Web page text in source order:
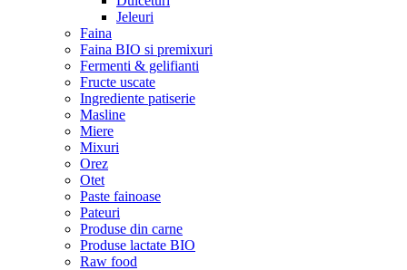
Jeleuri
Faina
Faina BIO si premixuri
Fermenti & gelifianti
Fructe uscate
Ingrediente patiserie
Masline
Miere
Mixuri
Orez
Otet
Paste fainoase
Pateuri
Produse din carne
Produse lactate BIO
Raw food